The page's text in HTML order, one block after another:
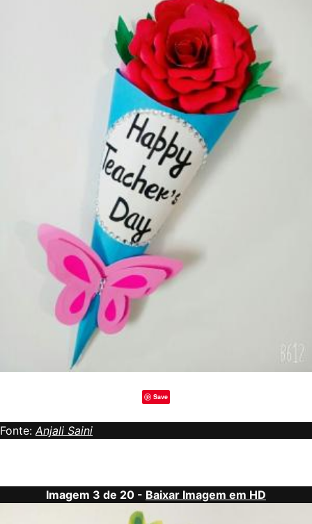
Save
Fonte: Anjali Saini
Imagem 3 de 20 - Baixar Imagem em HD